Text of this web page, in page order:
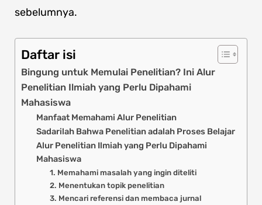
sebelumnya.
Daftar isi
Bingung untuk Memulai Penelitian? Ini Alur
Penelitian Ilmiah yang Perlu Dipahami
Mahasiswa
Manfaat Memahami Alur Penelitian
Sadarilah Bahwa Penelitian adalah Proses Belajar
Alur Penelitian Ilmiah yang Perlu Dipahami
Mahasiswa
1. Memahami masalah yang ingin diteliti
2. Menentukan topik penelitian
3. Mencari referensi dan membaca jurnal